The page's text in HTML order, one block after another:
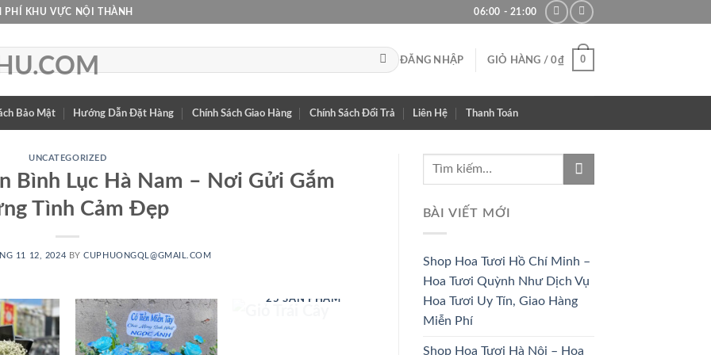
KHU VỰC NỘI THÀNH 06:00 - 21:00
ĐĂNG NHẬP GIỎ HÀNG /0₫ 0
Bảo Mật Hướng Dẫn Đặt Hàng Chính Sách Giao Hàng Chính Sách Đổi Trả Liên Hệ Thanh Toán
UNCATEGORIZED
Bình Lục Hà Nam – Nơi Gửi Gắm
Tình Cảm Đẹp
11 12, 2024 BYCUPHUONGQL@GMAIL.COM
25 SẢN PHẨM
BÀI VIẾT MỚI
Shop Hoa Tươi Hồ Chí Minh –
Hoa Tươi Quỳnh Như Dịch Vụ
Hoa Tươi Uy Tín, Giao Hàng
Miễn Phí
Shop Hoa Tươi Hà Nội – Hoa